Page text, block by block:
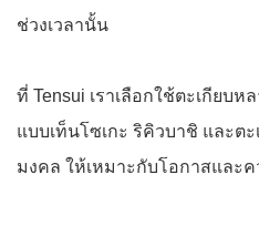
ช่วงเวลานั้น
ที่ Tensui เราเลือกใช้ตะเกียบ
แบบเท็นโซเกะ ริคิวบาชิ และต
มงคล ให้เหมาะกับโอกาสและ